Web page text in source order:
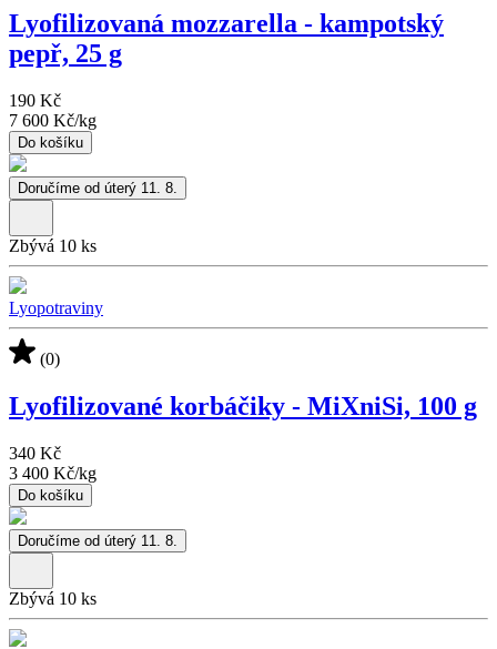
Lyofilizovaná mozzarella - kampotský
pepř, 25 g
190 Kč
7 600 Kč/kg
Do košíku
Doručíme od úterý 11. 8.
Zbývá 10 ks
Lyopotraviny
(0)
Lyofilizované korbáčiky - MiXniSi, 100 g
340 Kč
3 400 Kč/kg
Do košíku
Doručíme od úterý 11. 8.
Zbývá 10 ks